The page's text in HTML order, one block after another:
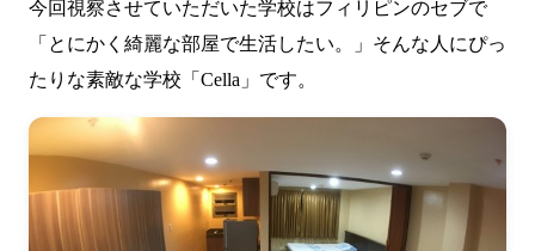
今回視察させていただいた学校はフィリピンのセブで
「とにかく綺麗な部屋で生活したい。」そんな人にぴっ
たりな素敵な学校「Cella」です。